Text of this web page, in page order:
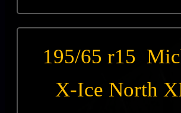
195/65 r15
X-Ice North